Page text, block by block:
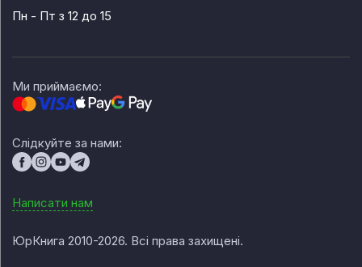
Пн - Пт з 12 до 15
Ми приймаємо:
Слідкуйте за нами:
Написати нам
ЮрКнига 2010-2026. Всі права захищені.